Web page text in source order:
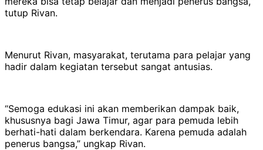
tutup Rivan.
Menurut Rivan, masyarakat, terutama para pelajar yang
hadir dalam kegiatan tersebut sangat antusias.
“Semoga edukasi ini akan memberikan dampak baik,
khususnya bagi Jawa Timur, agar para pemuda lebih
berhati-hati dalam berkendara. Karena pemuda adalah
penerus bangsa,” ungkap Rivan.